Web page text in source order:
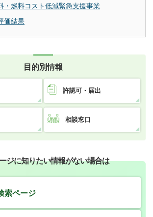
・燃料コスト低減緊急支援事業
価結果
目的別情報
許認可・届出
相談窓口
ジに知りたい情報がない場合は
索ページ